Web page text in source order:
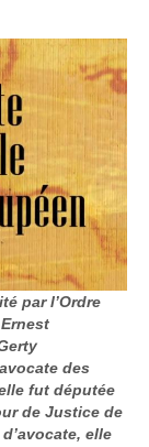
par l’Ordre
des
fut députée
de Justice de
elle